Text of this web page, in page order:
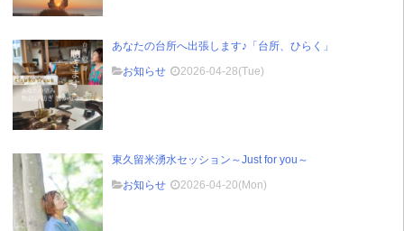
あなたの台所へ出張します♪「台所、ひらく」
お知らせ
2026-04-28(Tue)
東久留米湧水セッション～Just for you～
お知らせ
2026-04-20(Mon)